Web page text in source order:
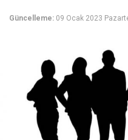
Güncelleme: 09 Ocak 2023